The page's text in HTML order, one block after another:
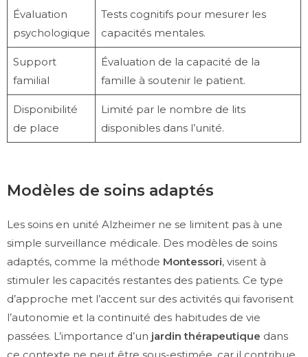
Évaluation
psychologique
Tests cognitifs pour mesurer les
capacités mentales.
Support
familial
Évaluation de la capacité de la
famille à soutenir le patient.
Disponibilité
de place
Limité par le nombre de lits
disponibles dans l’unité.
Modèles de soins adaptés
Les soins en unité Alzheimer ne se limitent pas à une
simple surveillance médicale. Des modèles de soins
adaptés, comme la méthode Montessori, visent à
stimuler les capacités restantes des patients. Ce type
d’approche met l’accent sur des activités qui favorisent
l’autonomie et la continuité des habitudes de vie
passées. L’importance d’un jardin thérapeutique dans
ce contexte ne peut être sous-estimée, car il contribue